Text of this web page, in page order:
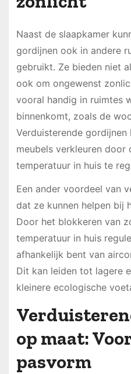
Naast de slaapkamer
gordijnen ook in andere
gebruikt. Ze bieden niet
ook om ongewenst
vooral handig in ruimtes
binnenkomt, zoals de
Verduisterende
meubels verkleuren door
temperatuur in huis te
Een ander voordeel van
dat ze kunnen helpen bij
Door het blokkeren van
temperatuur in huis
afhankelijk bent van
Dit kan leiden tot lagere
kleinere ecologische
op maat:
pasvorm